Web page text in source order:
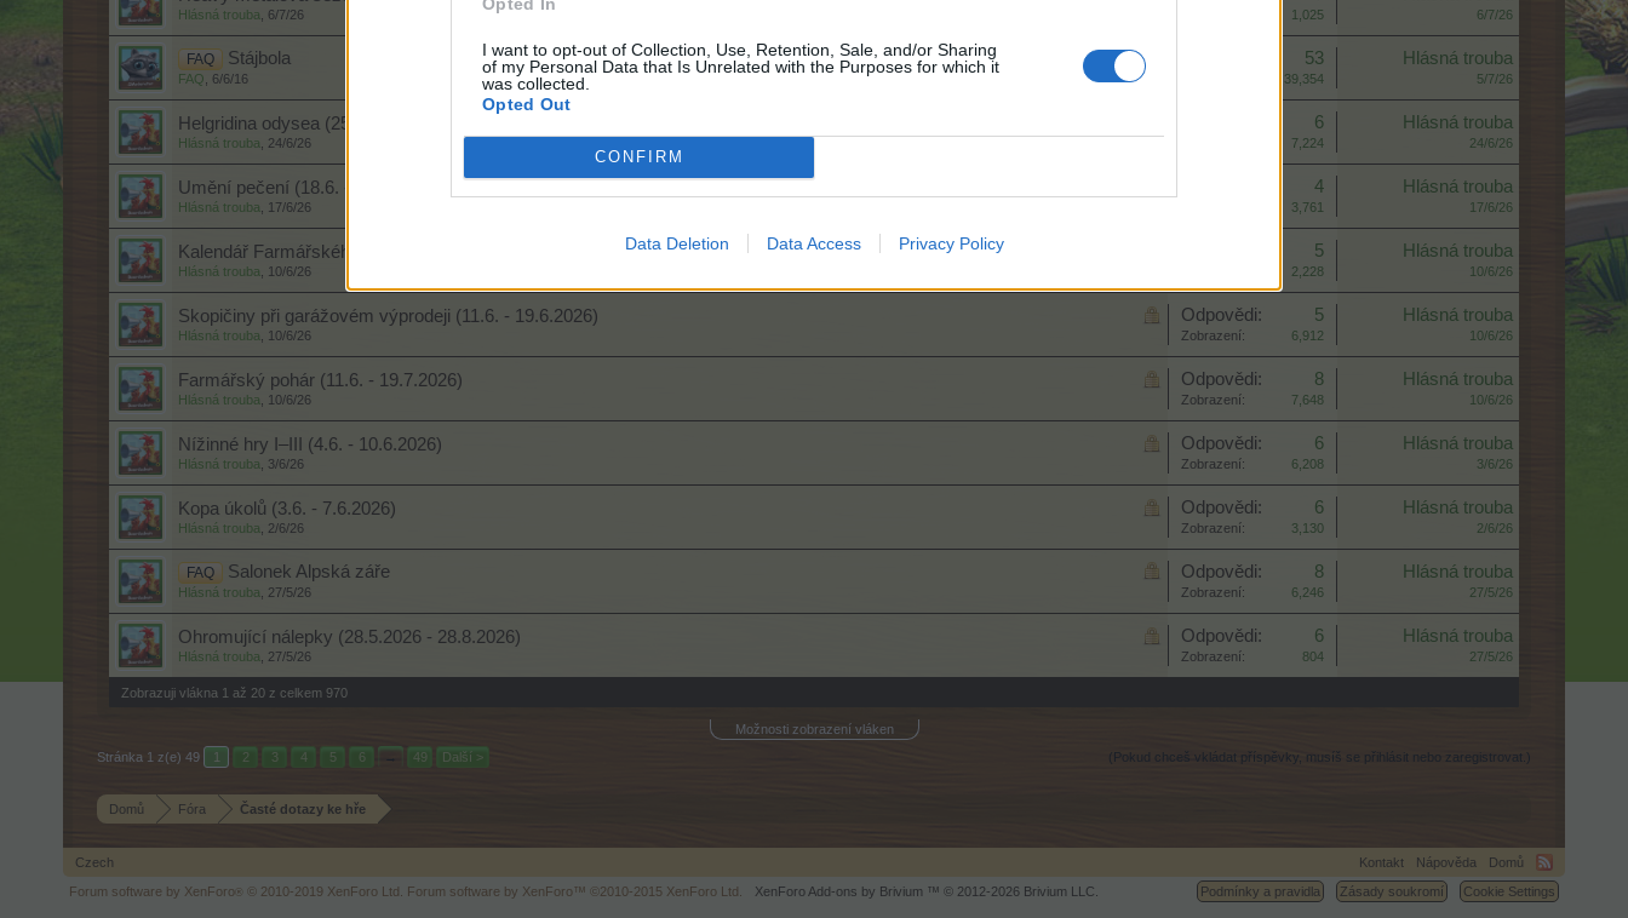
I want to opt-out of Collection, Use, Retention, Sale, and/or Sharing
of my Personal Data that Is Unrelated with the Purposes for which it
was collected.
Opted Out
CONFIRM
Data Deletion Data Access Privacy Policy
Hlásná trouba 6/7/26 1,025 6/7/26
FAQ Stájbola
FAQ 6/6/16
53
39,354
Hlásná trouba
5/7/26
Helgridina odysea (25.6. - 8.7.2026)
Hlásná trouba 24/6/26
6
7,224
Hlásná trouba
24/6/26
Umění pečení (18.6. - 24.6.2026)
Hlásná trouba 17/6/26
4
3,761
Hlásná trouba
17/6/26
Kalendář Farmářského poháru (11.6. - 20.7.2026)
Hlásná trouba 10/6/26
5
2,228
Hlásná trouba
10/6/26
Skopičiny při garážovém výprodeji (11.6. - 19.6.2026)
Hlásná trouba 10/6/26
Odpovědi: 5
Zobrazení: 6,912
Hlásná trouba
10/6/26
Farmářský pohár (11.6. - 19.7.2026)
Hlásná trouba 10/6/26
Odpovědi: 8
Zobrazení: 7,648
Hlásná trouba
10/6/26
Nížinné hry I–III (4.6. - 10.6.2026)
Hlásná trouba 3/6/26
Odpovědi: 6
Zobrazení: 6,208
Hlásná trouba
3/6/26
Kopa úkolů (3.6. - 7.6.2026)
Hlásná trouba 2/6/26
Odpovědi: 6
Zobrazení: 3,130
Hlásná trouba
2/6/26
FAQ Salonek Alpská záře
Hlásná trouba 27/5/26
Odpovědi: 8
Zobrazení: 6,246
Hlásná trouba
27/5/26
Ohromující nálepky (28.5.2026 - 28.8.2026)
Hlásná trouba 27/5/26
Odpovědi: 6
Zobrazení: 804
Hlásná trouba
27/5/26
Zobrazuji vlákna 1 až 20 z celkem 970
Možnosti zobrazení vláken
(Pokud chceš vkládat příspěvky, musíš se přihlásit nebo zaregistrovat.)
Stránka 1 z(e) 49 1 2 3 4 5 6 → 49 Další >
Domů Fóra Časté dotazy ke hře
Czech Kontakt Nápověda
Domů
Podmínky a pravidla
Zásady soukromí Cookie Settings
Forum software by XenForo ® © 2010-2019 XenForo Ltd. Forum software by XenForo™ ©2010-2015 XenForo Ltd. XenForo Add-ons by Brivium ™ © 2012-2026 Brivium LLC.